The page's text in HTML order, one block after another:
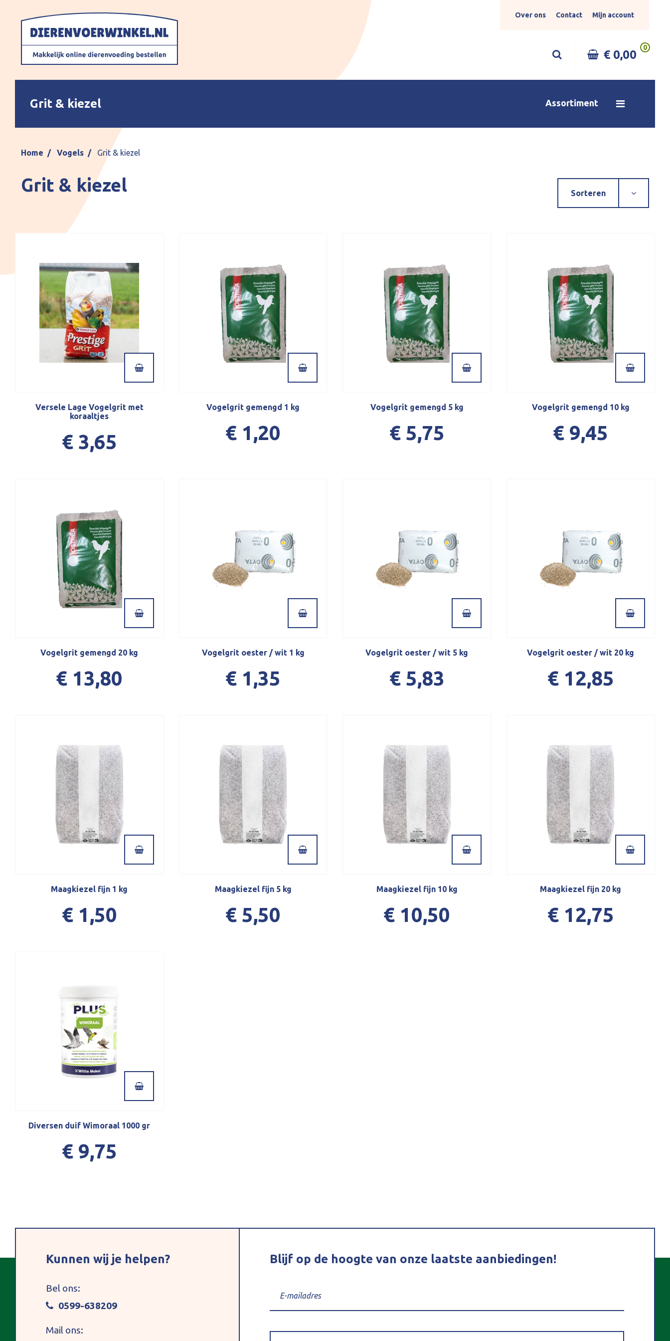
Over ons Contact Mijn account
€ 0,00
0
Grit & kiezel Assortiment
Home Vogels Grit & kiezel
Grit & kiezel Sorteren
Versele Lage Vogelgrit met
koraaltjes
€ 3,65
Vogelgrit gemengd 1 kg
€ 1,20
Vogelgrit gemengd 5 kg
€ 5,75
Vogelgrit gemengd 10 kg
€ 9,45
Vogelgrit gemengd 20 kg
€ 13,80
Vogelgrit oester / wit 1 kg
€ 1,35
Vogelgrit oester / wit 5 kg
€ 5,83
Vogelgrit oester / wit 20 kg
€ 12,85
Maagkiezel fijn 1 kg
€ 1,50
Maagkiezel fijn 5 kg
€ 5,50
Maagkiezel fijn 10 kg
€ 10,50
Maagkiezel fijn 20 kg
€ 12,75
Diversen duif Wimoraal 1000 gr
€ 9,75
Kunnen wij je helpen?
Bel ons:
0599-638209
Mail ons:
Blijf op de hoogte van onze laatste aanbiedingen!